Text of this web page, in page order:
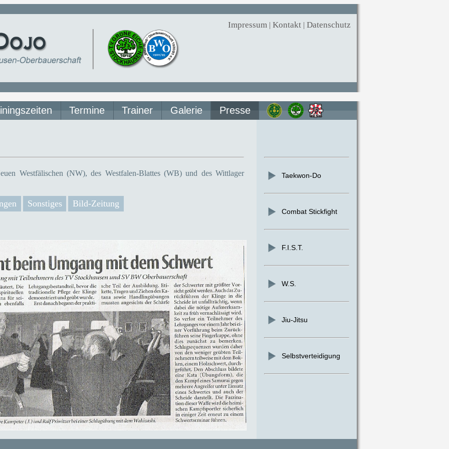
Impressum| Kontakt| Datenschutz
Termine Trainer Galerie Presse
Taekwon-Do
Combat Stickfight
F.I.S.T.
W.S.
Jiu-Jitsu
Selbstverteidigung
Westfälischen (NW), des Westfalen-Blattes (WB) und des Wittlager
Sonstiges Bild-Zeitung